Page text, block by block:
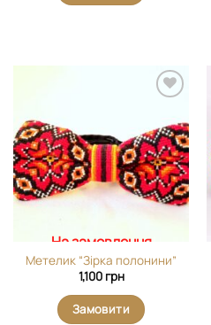
виріб у
вибране
На замовлення
Метелик “Зірка полонини”
1,100 грн
Замовити